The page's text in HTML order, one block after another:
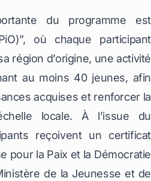
du programme est
où chaque participant
région d’origine, une activité
au moins 40 jeunes, afin
acquises et renforcer la
locale. À l’issue du
reçoivent un certificat
pour la Paix et la Démocratie
de la Jeunesse et de